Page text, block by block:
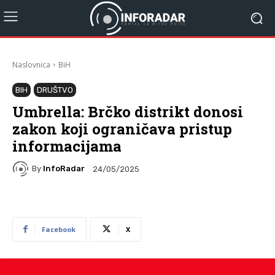
Naslovnica BiH
BIH DRUŠTVO
Umbrella: Brčko distrikt donosi
zakon koji ograničava pristup
informacijama
By InfoRadar 24/05/2025
Facebook X